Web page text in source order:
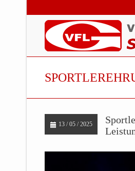
13 / 05 / 2025